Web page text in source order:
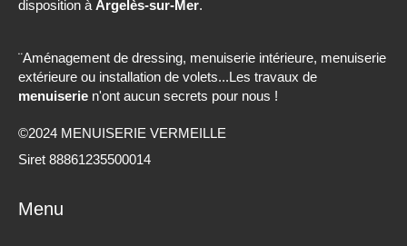
disposition à Argelès-sur-Mer.
¨Aménagement de dressing, menuiserie intérieure, menuiserie
extérieure ou installation de volets...Les travaux de
menuiserie n'ont aucun secrets pour nous !
©2024 MENUISERIE VERMEILLE
Siret 88861235500014
Menu